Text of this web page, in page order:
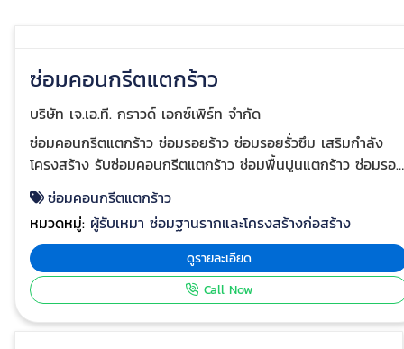
ซ่อมคอนกรีตแตกร้าว
บริษัท เจ.เอ.ที. กราวด์ เอกซ์เพิร์ท จำกัด
ซ่อมคอนกรีตแตกร้าว ซ่อมรอยร้าว ซ่อมรอยรั่วซึม เสริมกำลัง
โครงสร้าง รับซ่อมคอนกรีตแตกร้าว ซ่อมพื้นปูนแตกร้าว ซ่อมรอย
ร้าวพื้นคอนกรีต Epoxy งานซ่อมคอนกรีตแตกร้าว โดยวิธี
Epoxy & PU Resin Injection เป็นการงานซ่อมคอนกรีตแตก
ร้าวบนโครงสร้างคอนกรีต เพื่อเชื่อมประสานเนื้อคอนกรีต และให้
โครงสร้างคอนกรีต กลับมารับนํ้าหนักได้ดังเดิม สามารถซ่อมได้
ทั้งพื้นถนนคอนกรีตที่เกิดรอยร้าว และซ่อมพื้นโรงงานที่เกิดรอย
ร้าว งานซ่อมคอนกรีตแตกร้าว, ซ่อมคอนกรีตพื้นปูนแตกร้าว, ซ่อม
รอยร้าวพื้นคอนกรีต, ซ่อมรอยร้าวพื้นกำแพง ทางเรามีวิธีแก้ไข
ซ่อมคอนกรีตแตกร้าว
หมวดหมู่: ผู้รับเหมา ซ่อมฐานรากและโครงสร้างก่อสร้าง
ดูรายละเอียด
Call Now